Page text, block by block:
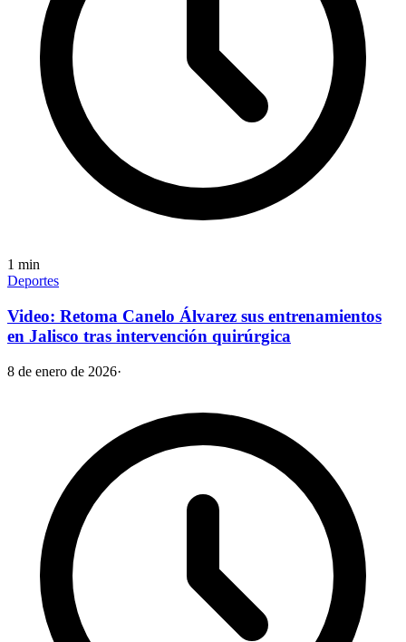
1 min
Deportes
Video: Retoma Canelo Álvarez sus entrenamientos
en Jalisco tras intervención quirúrgica
8 de enero de 2026·